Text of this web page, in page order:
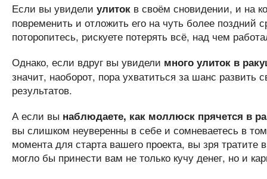
Если вы увидели улитокв своём сновидении, и на
повременить и отложить его на чуть более поздний
поторопитесь, рискуете потерять всё, над чем
Однако, если вдруг вы увидели много улиток в
значит, наоборот, пора ухватиться за шанс
результатов.
А если вы наблюдаете, как моллюск прячется в
вы слишком неуверенны в себе и сомневаетесь в
момента для старта вашего проекта, вы зря
могло бы принести вам не только кучу денег, но и